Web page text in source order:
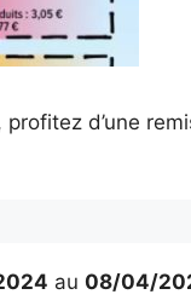
profitez d’une
au 08/04/